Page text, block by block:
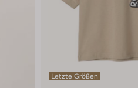
Letzte Größen